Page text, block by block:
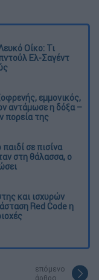
Οίκο: Τι
Ελ-Σαγέντ
εμμονικός,
αντάμωσε η δόξα –
πορεία της
σε πισίνα
στη θάλασσα, ο
και ισχυρών
Red Code η
επόμενο
άρθρο